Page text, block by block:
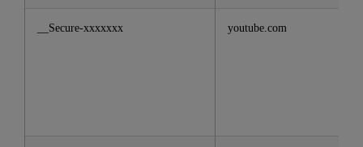
__Secure-xxxxxxx youtube.com